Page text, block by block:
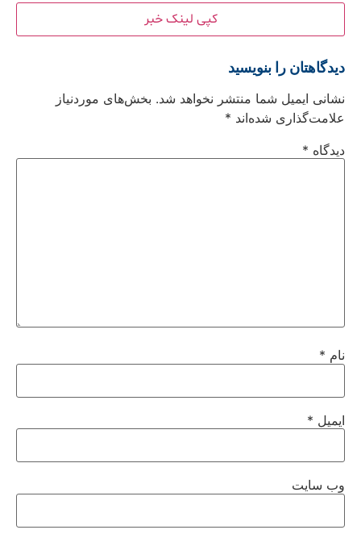
کپی لینک خبر
دیدگاهتان را بنویسید
نشانی ایمیل شما منتشر نخواهد شد. بخش‌های موردنیاز
علامت‌گذاری شده‌اند *
دیدگاه *
نام *
ایمیل *
وب‌ سایت